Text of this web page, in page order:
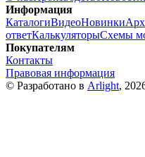
Информация
КаталогиВидеоНовинки
ответКалькуляторыСхемы
Покупателям
Контакты
Правовая информация
© Разработано в Arlight,